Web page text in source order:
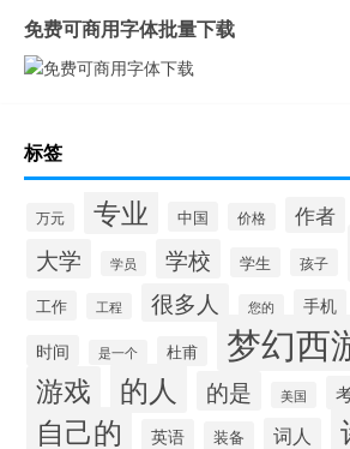
免费可商用字体批量下载
标签
万元 专业 中国 价格 作者
大学 学员 学校 学生 孩子
工作 工程 很多人 您的 手机
时间 是一个 杜甫 梦幻西
游戏 的人 的是 美国
自己的 英语 装备 词人